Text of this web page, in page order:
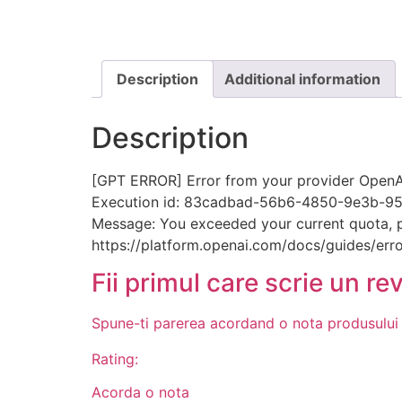
Description Additional information
Description
[GPT ERROR] Error from your provider
Execution id: 83cadbad-56b6-4850-9e3b-
Message: You exceeded your current
https://platform.openai.com/docs/guides/
Fii primul care scrie un
Spune-ti parerea acordand o nota produsului
Rating:
Acorda o nota